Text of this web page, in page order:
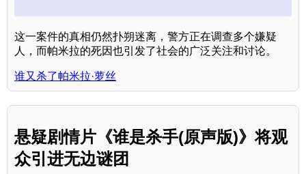
这一案件的真相仍然扑朔迷离，警方正在调查多个嫌疑
人，而帕米拉的死因也引发了社会的广泛关注和讨论。
谁又杀了帕米拉·萝丝
悬疑剧情片《谁是杀手(原声版)》将观
众引进无边谜团